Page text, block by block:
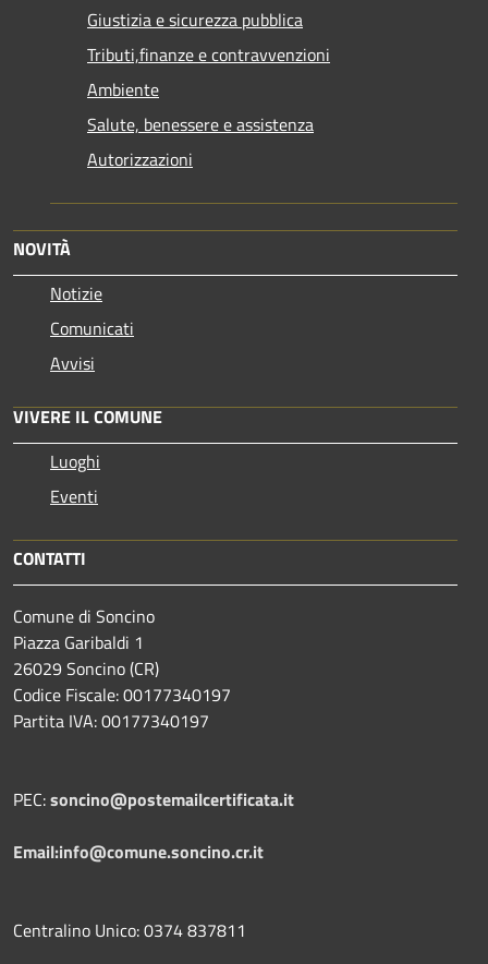
Giustizia e sicurezza pubblica
Tributi,finanze e contravvenzioni
Ambiente
Salute, benessere e assistenza
Autorizzazioni
NOVITÀ
Notizie
Comunicati
Avvisi
VIVERE IL COMUNE
Luoghi
Eventi
CONTATTI
Comune di Soncino
Piazza Garibaldi 1
26029 Soncino (CR)
Codice Fiscale: 00177340197
Partita IVA: 00177340197
PEC:soncino@postemailcertificata.it
Email:info@comune.soncino.cr.it
Centralino Unico: 0374 837811